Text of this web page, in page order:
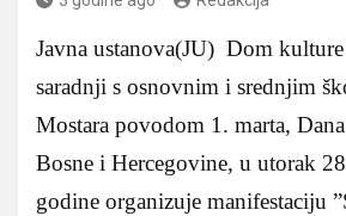
Javna ustanova(JU) Dom
saradnji s osnovnim i srednjim
Mostara povodom 1. marta,
Bosne i Hercegovine, u utorak
godine organizuje manifestaciju